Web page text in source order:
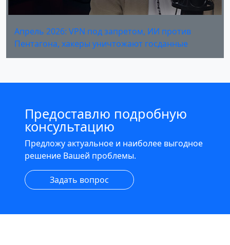
Апрель 2026: VPN под запретом, ИИ против
Пентагона, хакеры уничтожают госданные
Предоставлю подробную
консультацию
Предложу актуальное и наиболее выгодное
решение Вашей проблемы.
Задать вопрос